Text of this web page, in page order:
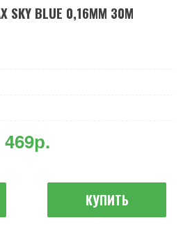
SKY BLUE 0,16ММ 30М
469р.
КУПИТЬ